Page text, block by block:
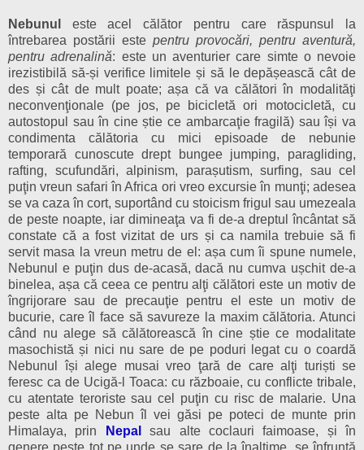
Nebunul este acel călător pentru care răspunsul la
întrebarea postării este pentru provocări, pentru aventură,
pentru adrenalină: este un aventurier care simte o nevoie
irezistibilă să-și verifice limitele și să le depășească cât de
des și cât de mult poate; așa că va călători în modalităţi
neconvenţionale (pe jos, pe bicicletă ori motocicletă, cu
autostopul sau în cine știe ce ambarcaţie fragilă) sau își va
condimenta călătoria cu mici episoade de nebunie
temporară cunoscute drept bungee jumping, paragliding,
rafting, scufundări, alpinism, parașutism, surfing, sau cel
puţin vreun safari în Africa ori vreo excursie în munţi; adesea
se va caza în cort, suportând cu stoicism frigul sau umezeala
de peste noapte, iar dimineaţa va fi de-a dreptul încântat să
constate că a fost vizitat de urs și ca namila trebuie să fi
servit masa la vreun metru de el: așa cum îi spune numele,
Nebunul e puţin dus de-acasă, dacă nu cumva ușchit de-a
binelea, așa că ceea ce pentru alţi călători este un motiv de
îngrijorare sau de precauţie pentru el este un motiv de
bucurie, care îl face să savureze la maxim călătoria. Atunci
când nu alege să călătorească în cine știe ce modalitate
masochistă și nici nu sare de pe poduri legat cu o coardă
Nebunul își alege musai vreo ţară de care alţi turiști se
feresc ca de Ucigă-l Toaca: cu războaie, cu conflicte tribale,
cu atentate teroriste sau cel puţin cu risc de malarie. Una
peste alta pe Nebun îl vei găsi pe poteci de munte prin
Himalaya, prin
Nepal
sau alte coclauri faimoase, și în
genere peste tot pe unde se sare de la înalţime, se înfruntă